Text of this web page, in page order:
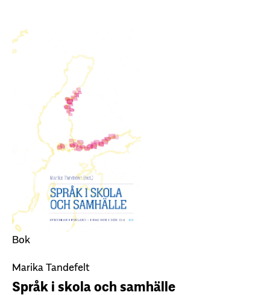
Bok
Marika Tandefelt
Språk i skola och samhälle